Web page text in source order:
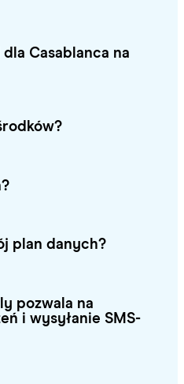
Casablanca na
plan danych?
pozwala na
i wysyłanie SMS-